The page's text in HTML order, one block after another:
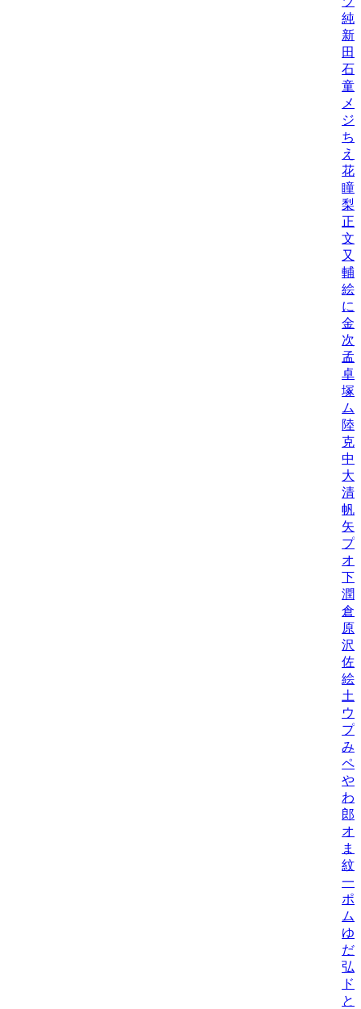
純/
新
田
石
童
メ
ジ
ち
え
花
瞳/
梨
正
文
又
輔/
絵
に
金
次/
孟
卓
塚
ム
陸
克
中
大
清
帆/
矢
プ
オ
下
潤/
倉
原
沢
佐
絵/
土
ウ
プ
み/
ペ/
や
わ
郎
オ
ま
紋/
一
ポ
ム
ゆ
だ
弘
ド
と